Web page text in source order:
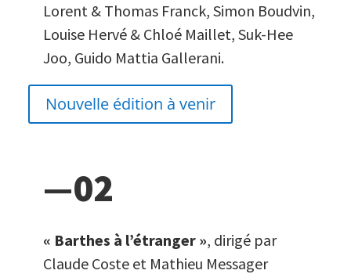
Lorent & Thomas Franck, Simon Boudvin,
Louise Hervé & Chloé Maillet, Suk-Hee
Joo, Guido Mattia Gallerani.
Nouvelle édition à venir
—02
« Barthes à l’étranger », dirigé par
Claude Coste et Mathieu Messager